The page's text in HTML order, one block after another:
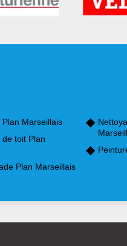
Marseillais
toit Plan
Plan Marseillais